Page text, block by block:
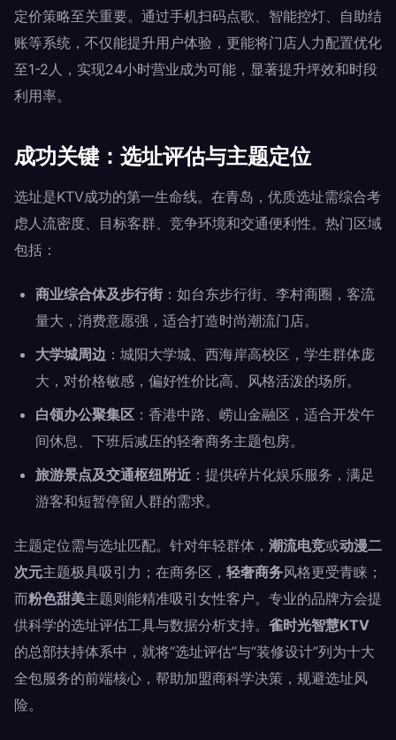
定价策略至关重要。通过手机扫码点歌、智能控灯、自助结
账等系统，不仅能提升用户体验，更能将门店人力配置优化
至1-2人，实现24小时营业成为可能，显著提升坪效和时段
利用率。
成功关键：选址评估与主题定位
选址是KTV成功的第一生命线。在青岛，优质选址需综合考
虑人流密度、目标客群、竞争环境和交通便利性。热门区域
包括：
商业综合体及步行街 ：如台东步行街、李村商圈，客流
量大，消费意愿强，适合打造时尚潮流门店。
大学城周边 ：城阳大学城、西海岸高校区，学生群体庞
大，对价格敏感，偏好性价比高、风格活泼的场所。
白领办公聚集区 ：香港中路、崂山金融区，适合开发午
间休息、下班后减压的轻奢商务主题包房。
旅游景点及交通枢纽附近 ：提供碎片化娱乐服务，满足
游客和短暂停留人群的需求。
主题定位需与选址匹配。针对年轻群体， 潮流电竞或动漫二
次元主题极具吸引力；在商务区， 轻奢商务风格更受青睐；
而粉色甜美主题则能精准吸引女性客户。专业的品牌方会提
供科学的选址评估工具与数据分析支持。 雀时光智慧KTV
的总部扶持体系中，就将“选址评估”与“装修设计”列为十大
全包服务的前端核心，帮助加盟商科学决策，规避选址风
险。